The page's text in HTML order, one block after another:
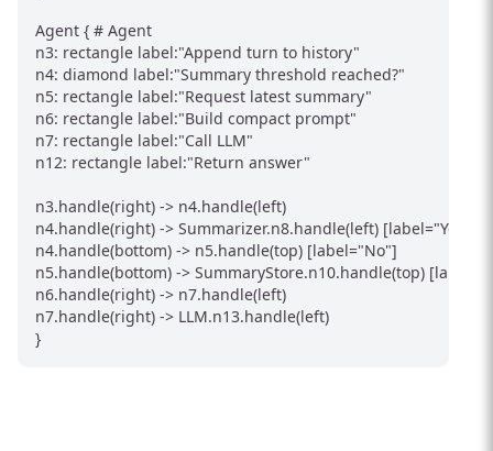
Agent { # Agent
n3: rectangle label:"Append turn to history"
n4: diamond label:"Summary threshold reached?"
n5: rectangle label:"Request latest summary"
n6: rectangle label:"Build compact prompt"
n7: rectangle label:"Call LLM"
n12: rectangle label:"Return answer"
n3.handle(right) -> n4.handle(left)
n4.handle(right) -> Summarizer.n8.handle(left) [label="Yes"]
n4.handle(bottom) -> n5.handle(top) [label="No"]
n5.handle(bottom) -> SummaryStore.n10.handle(top)
n6.handle(right) -> n7.handle(left)
n7.handle(right) -> LLM.n13.handle(left)